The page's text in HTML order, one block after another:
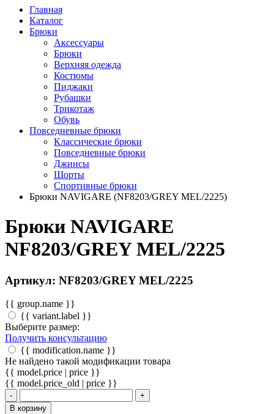
Главная
Каталог
Брюки
Аксессуары
Брюки
Верхняя одежда
Костюмы
Пиджаки
Рубашки
Трикотаж
Обувь
Повседневные брюки
Классические брюки
Повседневные брюки
Джинсы
Шорты
Спортивные брюки
Брюки NAVIGARE (NF8203/GREY MEL/2225)
Брюки NAVIGARE
NF8203/GREY MEL/2225
Артикул: NF8203/GREY MEL/2225
{{ group.name }}
{{ variant.label }}
Выберите размер:
Получить консультацию
{{ modification.name }}
Не найдено такой модификации товара
{{ model.price | price }}
{{ model.price_old | price }}
-
+
В корзину